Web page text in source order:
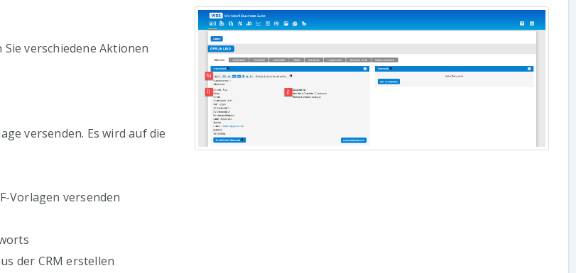
verschiedene Aktionen
versenden. Es wird auf die
Vorlagen versenden
der CRM erstellen